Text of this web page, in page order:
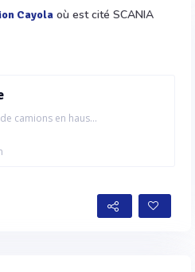
Cayola où est cité SCANIA
camions en haus...